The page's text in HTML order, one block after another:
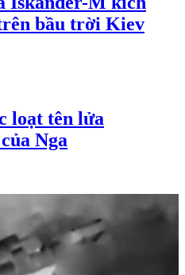
bầu trời Kiev
loạt tên lửa
Nga